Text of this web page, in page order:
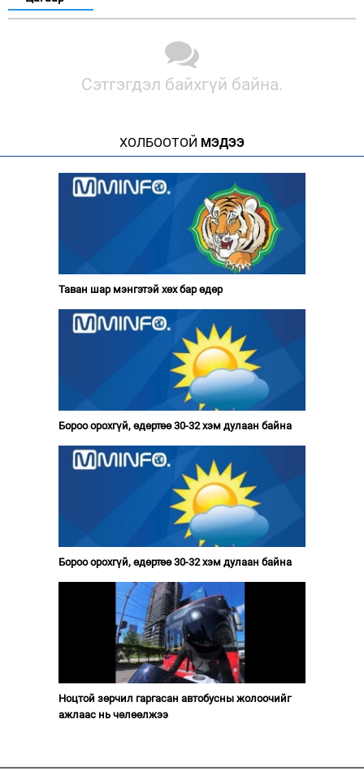
Сэтгэгдэл байхгүй байна.
ХОЛБООТОЙ МЭДЭЭ
Таван шар мэнгэтэй хөх бар өдөр
Бороо орохгүй, өдөртөө 30-32 хэм дулаан байна
Бороо орохгүй, өдөртөө 30-32 хэм дулаан байна
Ноцтой зөрчил гаргасан автобусны жолоочийг
ажлаас нь чөлөөлжээ